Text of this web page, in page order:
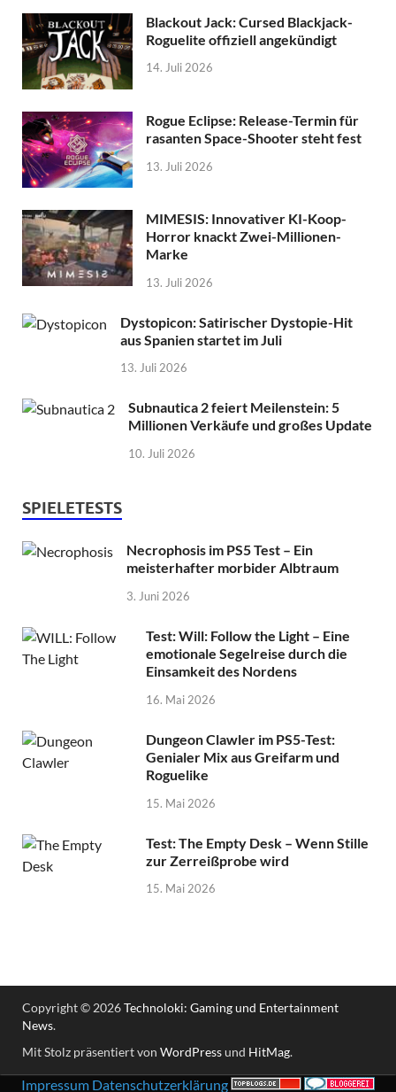
Blackout Jack: Cursed Blackjack-
Roguelite offiziell angekündigt
14. Juli 2026
Rogue Eclipse: Release-Termin für
rasanten Space-Shooter steht fest
13. Juli 2026
MIMESIS: Innovativer KI-Koop-
Horror knackt Zwei-Millionen-
Marke
13. Juli 2026
Dystopicon: Satirischer Dystopie-Hit
aus Spanien startet im Juli
13. Juli 2026
Subnautica 2 feiert Meilenstein: 5
Millionen Verkäufe und großes Update
10. Juli 2026
SPIELETESTS
Necrophosis im PS5 Test – Ein
meisterhafter morbider Albtraum
3. Juni 2026
Test: Will: Follow the Light – Eine
emotionale Segelreise durch die
Einsamkeit des Nordens
16. Mai 2026
Dungeon Clawler im PS5-Test:
Genialer Mix aus Greifarm und
Roguelike
15. Mai 2026
Test: The Empty Desk – Wenn Stille
zur Zerreißprobe wird
15. Mai 2026
Copyright © 2026Technoloki: Gaming und Entertainment
News.
Mit Stolz präsentiert von WordPressund HitMag.
Impressum Datenschutzerklärung